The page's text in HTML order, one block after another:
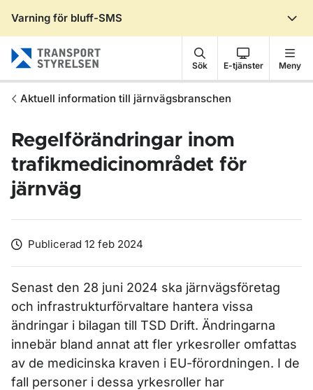
Varning för bluff-SMS
Sök E-tjänster Meny
Aktuell information till järnvägsbranschen
Regelförändringar inom
trafikmedicinområdet för
järnväg
Publicerad 12 feb 2024
Senast den 28 juni 2024 ska järnvägsföretag
och infrastrukturförvaltare hantera vissa
ändringar i bilagan till TSD Drift. Ändringarna
innebär bland annat att fler yrkesroller omfattas
av de medicinska kraven i EU-förordningen. I de
fall personer i dessa yrkesroller har